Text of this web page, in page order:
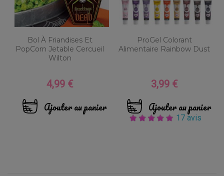
Bol À Friandises Et
PopCorn Jetable Cercueil
Wilton
Prix
4,99 €
Ajouter au panier
ProGel Colorant
Alimentaire Rainbow Dust
Prix
3,99 €
Ajouter au panier
17 avis